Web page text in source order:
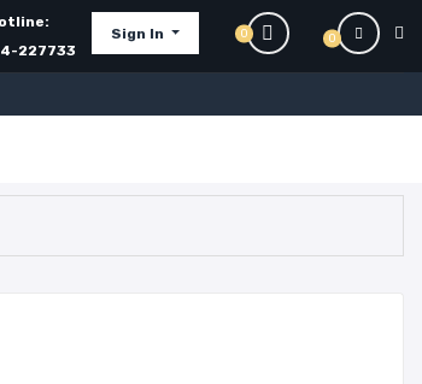
227733
Sign In 0 0